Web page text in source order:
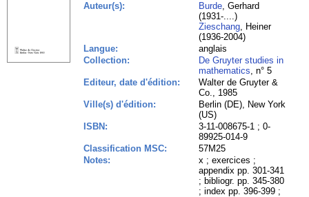
Auteur(s): Burde, Gerhard
(1931-....)
Zieschang, Heiner
(1936-2004)
Langue:
anglais
Collection:
De Gruyter studies in
mathematics, n° 5
Editeur, date d'édition:
Walter de Gruyter &
Co., 1985
Ville(s) d'édition:
Berlin (DE), New York
(US)
ISBN:
3-11-008675-1 ; 0-
89925-014-9
Classification MSC:
57M25
Notes:
x ; exercices ;
appendix pp. 301-341
; bibliogr. pp. 345-380
; index pp. 396-399 ;